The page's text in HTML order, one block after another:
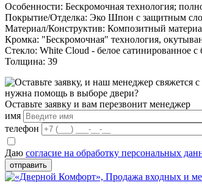
Особенности: Бескромочная технология;
Покрытие/Отделка: Эко Шпон с защитным
Материал/Конструктив: Композитный
Кромка: "Бескромочная" технология,
Стекло: White Cloud - белое сатинированное с
Толщина: 39
нужна помощь в выборе двери?
Оставьте заявку и вам перезвонит менеджер
имя
телефон
Даю согласие на обработку персональных
отправить